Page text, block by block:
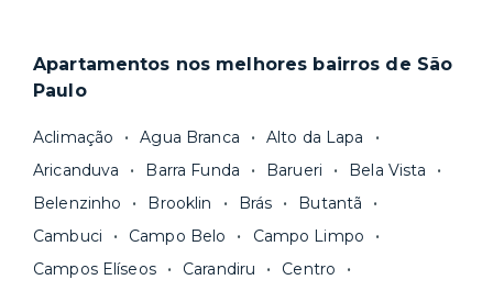
Apartamentos nos melhores bairros de São
Paulo
Aclimação Agua Branca
Alto da Lapa
Aricanduva
Barra Funda Barueri
Bela Vista
Belenzinho
Brooklin Brás
Butantã
Cambuci
Campo Belo
Campo Limpo
Campos Elíseos
Carandiru
Centro